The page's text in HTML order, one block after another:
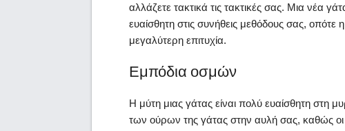
αλλάζετε τακτικά τις τακτικές σας. Μια νέα
ευαίσθητη στις συνήθεις μεθόδους σας, οπότε
μεγαλύτερη επιτυχία.
Εμπόδια οσμών
Η μύτη μιας γάτας είναι πολύ ευαίσθητη στη
των ούρων της γάτας στην αυλή σας, καθώς